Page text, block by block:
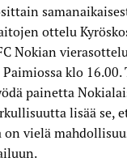
ottelu
Nokian vierasottelu
klo 16.00.
painetta
lisää se,
vielä